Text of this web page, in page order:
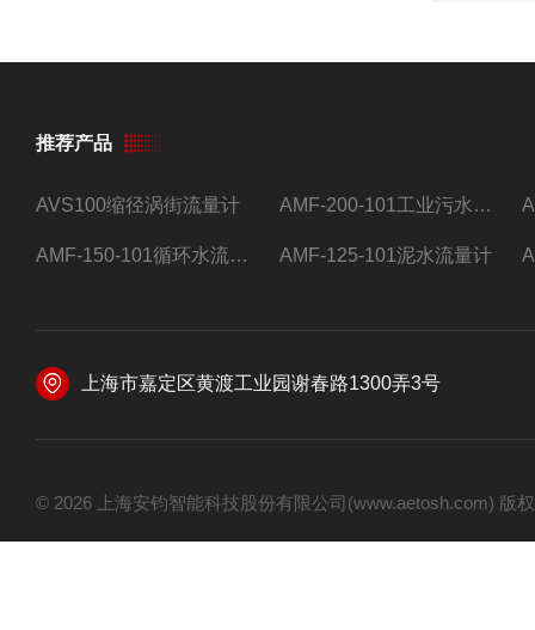
推荐产品
AVS100缩径涡街流量计 AMF-200-101工业污水流量计
AMF-150-101循环水流量计,电磁流量计 AMF-125-101泥水流量计
上海市嘉定区黄渡工业园谢春路1300弄3号
© 2026 上海安钧智能科技股份有限公司(www.aetosh.com)